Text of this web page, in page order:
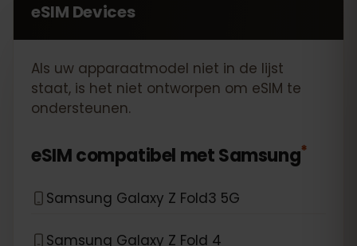
eSIM Devices
Als uw apparaatmodel niet in de lijst
staat, is het niet ontworpen om eSIM te
ondersteunen.
eSIM compatibel metSamsung*
Samsung Galaxy Z Fold3 5G
Samsung Galaxy Z Fold 4